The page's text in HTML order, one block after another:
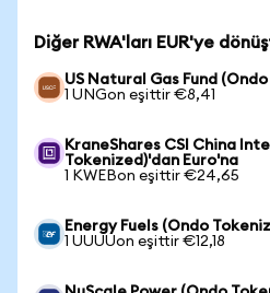
Diğer RWA'ları EUR'ye
US Natural Gas Fund
1 UNGon eşittir €8,41
KraneShares CSI China
Tokenized)'dan Euro'na
1 KWEBon eşittir €24,65
Energy Fuels (Ondo
1 UUUUon eşittir €12,18